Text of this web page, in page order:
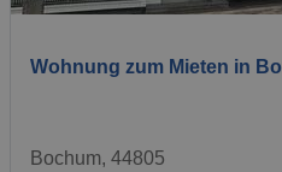
Wohnung zum Mieten in
Bochum, 44805